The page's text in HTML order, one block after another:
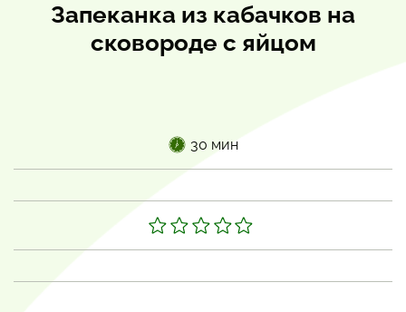
Запеканка из кабачков на
сковороде с яйцом
30 мин